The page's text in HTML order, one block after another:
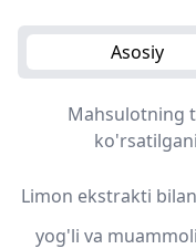
Asosiy
Mahsulotning
Limon ekstrakti
yog'li va